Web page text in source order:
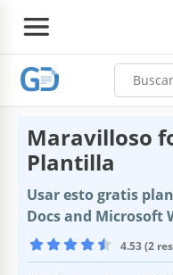
Maravilloso
Plantilla
Usar esto gratis
Docs and Microsoft
4.53 (2